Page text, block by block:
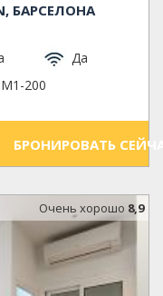
БАРСЕЛОНА
Да
200
БРОНИРОВАТЬ
Oчень хорошо 8,9